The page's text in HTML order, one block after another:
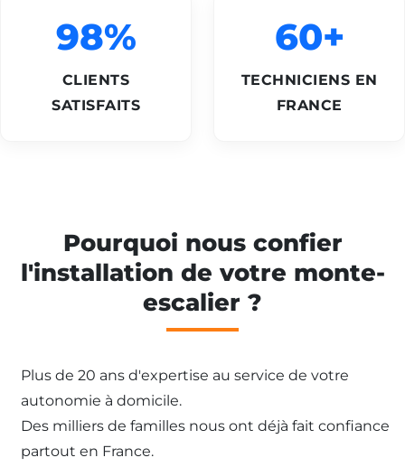
98%
CLIENTS
SATISFAITS
60+
TECHNICIENS EN
FRANCE
Pourquoi nous confier
l'installation de votre monte-
escalier ?
Plus de 20 ans d'expertise au service de votre
autonomie à domicile.
Des milliers de familles nous ont déjà fait confiance
partout en France.